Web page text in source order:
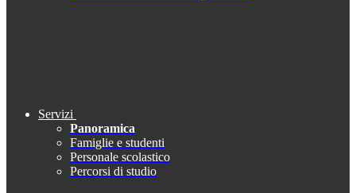
Servizi
Panoramica
Famiglie e studenti
Personale scolastico
Percorsi di studio